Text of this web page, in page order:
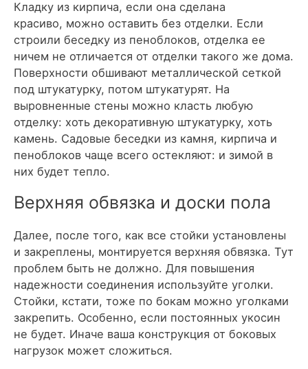
Кладку из кирпича, если она сделана
красиво, можно оставить без отделки. Если
строили беседку из пеноблоков, отделка ее
ничем не отличается от отделки такого же дома.
Поверхности обшивают металлической сеткой
под штукатурку, потом штукатурят. На
выровненные стены можно класть любую
отделку: хоть декоративную штукатурку, хоть
камень. Садовые беседки из камня, кирпича и
пеноблоков чаще всего остекляют: и зимой в
них будет тепло.
Верхняя обвязка и доски пола
Далее, после того, как все стойки установлены
и закреплены, монтируется верхняя обвязка. Тут
проблем быть не должно. Для повышения
надежности соединения используйте уголки.
Стойки, кстати, тоже по бокам можно уголками
закрепить. Особенно, если постоянных укосин
не будет. Иначе ваша конструкция от боковых
нагрузок может сложиться.